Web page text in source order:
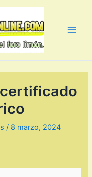
/ 8 marzo, 2024